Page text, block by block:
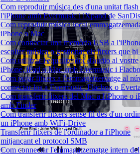
Com reproduir música des d'una unitat
l'iPhone amb Evermusic i iXpand de
Com reproduir música local
iPhone o Mac
Com connectar una memòria USB a
escoltar música o gestionar els fitxers que hi
Com utilitzar l'equalitzador d'àudio al vostre
iPhone, iPad o Mac amb Evermusic i
Com pujar fitxers a l'emmagatzematge al
connectar-los a Evermusic, Flacbox o
Com transferir fitxers del Mac a l'iPhone o
amb Finder
Com transferir fitxers sense fil des d'un
un iPhone amb WiFi-Drive
Transferir fitxers de l'ordinador a l'iPhone
mitjançant el protocol SMB
Com connectar l'emmagatzematge intern del